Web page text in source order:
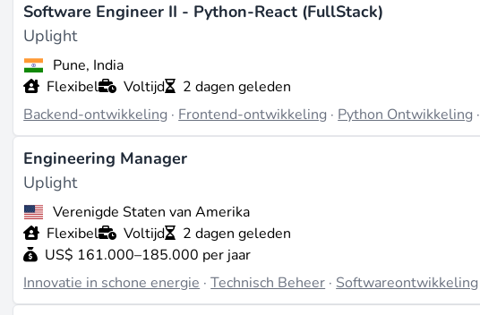
Software Engineer II - Python-React (FullStack)
Uplight
Pune, India
Flexibel
Voltijd
2 dagen geleden
Backend-ontwikkeling · Frontend-ontwikkeling · Python Ontwikkeling ·
Engineering Manager
Uplight
Verenigde Staten van Amerika
Flexibel
Voltijd
2 dagen geleden
US$ 161.000–185.000 per jaar
Innovatie in schone energie ·Technisch Beheer · Softwareontwikkeling